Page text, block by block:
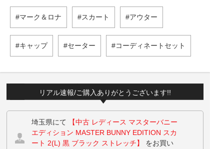
マーク＆ロナ スカート アウター
キャップ セーター コーディネートセット
リアル速報/ご購入ありがとうございます!!
埼玉県にて
【中古 レディース マスターバニー
エディション MASTER BUNNY EDITION スカ
ート 2(L) 黒 ブラック ストレッチ】
をお買い